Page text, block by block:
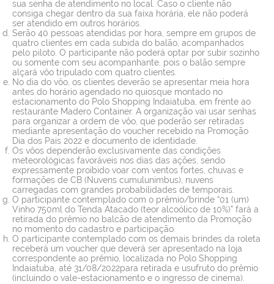
sua senha de atendimento no local. Caso o cliente não
consiga chegar dentro da sua faixa horária, ele não poderá
ser atendido em outros horários.
Serão 40 pessoas atendidas por hora, sempre em grupos de
quatro clientes em cada subida do balão, acompanhados
pelo piloto. O participante não poderá optar por subir sozinho
ou somente com seu acompanhante, pois o balão sempre
alçará vôo tripulado com quatro clientes.
No dia do vôo, os clientes deverão se apresentar meia hora
antes do horário agendado no quiosque montado no
estacionamento do Polo Shopping Indaiatuba, em frente ao
restaurante Madero Container. A organização vai usar senhas
para organizar a ordem de vôo, que poderão ser retiradas
mediante apresentação do voucher recebido na Promoção
Dia dos Pais 2022 e documento de identidade.
Os vôos dependerão exclusivamente das condições
meteorológicas favoráveis nos dias das ações, sendo
expressamente proibido voar com ventos fortes, chuvas e
formações de CB (Nuvens cumulunimbus), nuvens
carregadas com grandes probabilidades de temporais.
O participante contemplado com o prêmio/brinde “01 (um)
Vinho 750ml do Tenda Atacado (teor alcoólico de 10%)” fará a
retirada do prêmio no balcão de atendimento da Promoção
no momento do cadastro e participação.
O participante contemplado com os demais brindes da roleta
receberá um voucher que deverá ser apresentado na loja
correspondente ao prêmio, localizada no Polo Shopping
Indaiatuba, até 31/08/2022para retirada e usufruto do prêmio
(incluindo o vale-estacionamento e o ingresso de cinema).